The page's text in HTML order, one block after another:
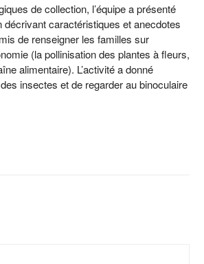
de collection, l’équipe a présenté
caractéristiques et anecdotes
de renseigner les familles sur
(la pollinisation des plantes à fleurs,
alimentaire). L’activité a donné
insectes et de regarder au binoculaire